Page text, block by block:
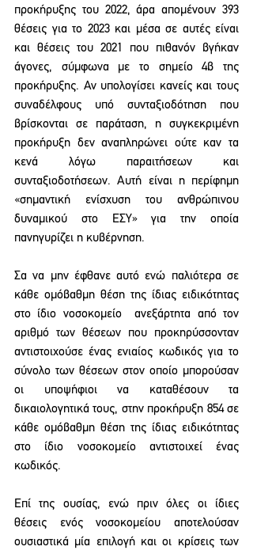
προκήρυξης του 2022, άρα απομένουν 393
θέσεις για το 2023 και μέσα σε αυτές είναι
και θέσεις του 2021 που πιθανόν βγήκαν
άγονες, σύμφωνα με το σημείο 4β της
προκήρυξης. Αν υπολογίσει κανείς και τους
συναδέλφους υπό συνταξιοδότηση που
βρίσκονται σε παράταση, η συγκεκριμένη
προκήρυξη δεν αναπληρώνει ούτε καν τα
κενά λόγω παραιτήσεων και
συνταξιοδοτήσεων. Αυτή είναι η περίφημη
«σημαντική ενίσχυση του ανθρώπινου
δυναμικού στο ΕΣΥ» για την οποία
πανηγυρίζει η κυβέρνηση.
Σα να μην έφθανε αυτό ενώ παλιότερα σε
κάθε ομόβαθμη θέση της ίδιας ειδικότητας
στο ίδιο νοσοκομείο  ανεξάρτητα από τον
αριθμό των θέσεων που προκηρύσσονταν
αντιστοιχούσε ένας ενιαίος κωδικός για το
σύνολο των θέσεων στον οποίο μπορούσαν
οι υποψήφιοι να καταθέσουν τα
δικαιολογητικά τους, στην προκήρυξη 854 σε
κάθε ομόβαθμη θέση της ίδιας ειδικότητας
στο ίδιο νοσοκομείο αντιστοιχεί ένας
κωδικός.
Επί της ουσίας, ενώ πριν όλες οι ίδιες
θέσεις ενός νοσοκομείου αποτελούσαν
ουσιαστικά μία επιλογή και οι κρίσεις των